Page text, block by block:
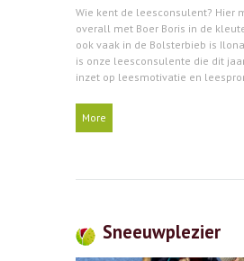
Wie kent de leesconsulent? Hier
overall met Boer Boris in de
ook vaak in de Bolsterbieb is
is onze leesconsulente die dit
inzet op leesmotivatie en
More
Sneeuwplezier